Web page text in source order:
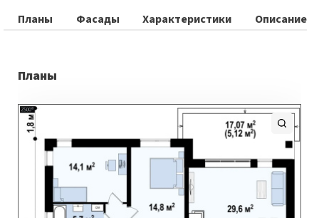
Планы Фасады Характеристики Описание
Планы